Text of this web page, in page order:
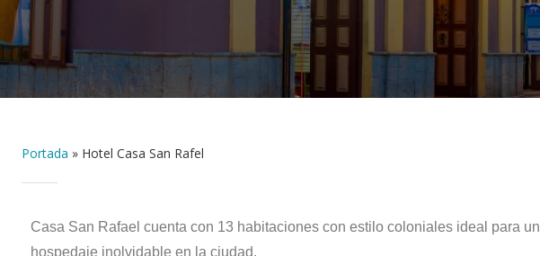
Portada » Hotel Casa San Rafel
Casa San Rafael cuenta con 13 habitaciones con estilo coloniales ideal para un
hospedaje inolvidable en la ciudad.